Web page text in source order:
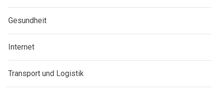
Gesundheit
Internet
Transport und Logistik